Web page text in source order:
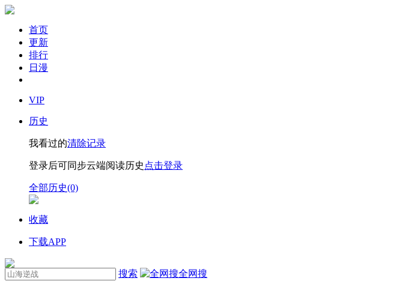
首页
更新
排行
日漫
VIP
历史
我看过的清除记录
登录后可同步云端阅读历史 点击登录
全部历史(0)
收藏
下载APP
搜索 全网搜